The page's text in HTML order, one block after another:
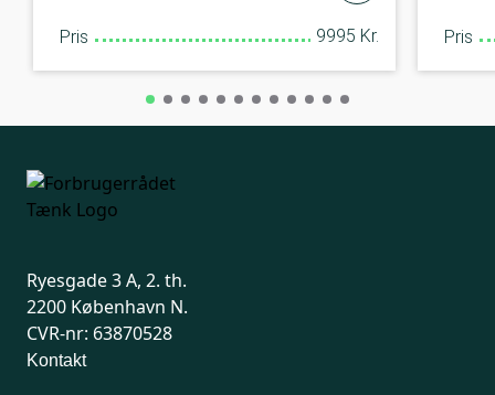
Pris 9995 Kr. Pris
Ryesgade 3 A, 2. th.
2200 København N.
CVR-nr: 63870528
Kontakt